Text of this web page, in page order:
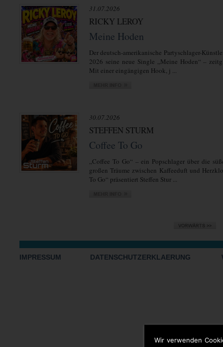
Wir verwenden
31.07.2026
RICKY LEROY
Meine Hoden
Der deutsch-amerikanische Partyschlager-
2026 seine neue Single „Meine Hoden“ –
Mit einer eingängigen Hook, j ...
30.07.2026
STEFFEN STURM
Coffee To Go
„Coffee To Go“ – ein Popschlager über die
großen Träume zwischen Kaffeeduft und
To Go“ präsentiert Steffen Stur ...
IMPRESSUM DATENSCHUTZERKLAERUNG